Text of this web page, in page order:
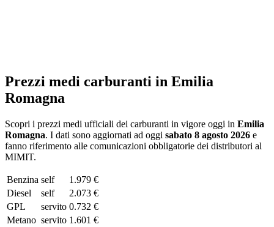
Prezzi medi carburanti in Emilia
Romagna
Scopri i prezzi medi ufficiali dei carburanti in vigore oggi in Emilia
Romagna. I dati sono aggiornati ad oggi sabato 8 agosto 2026 e
fanno riferimento alle comunicazioni obbligatorie dei distributori al
MIMIT.
Benzina self
1.979 €
Diesel
self
2.073 €
GPL
servito 0.732 €
Metano servito 1.601 €